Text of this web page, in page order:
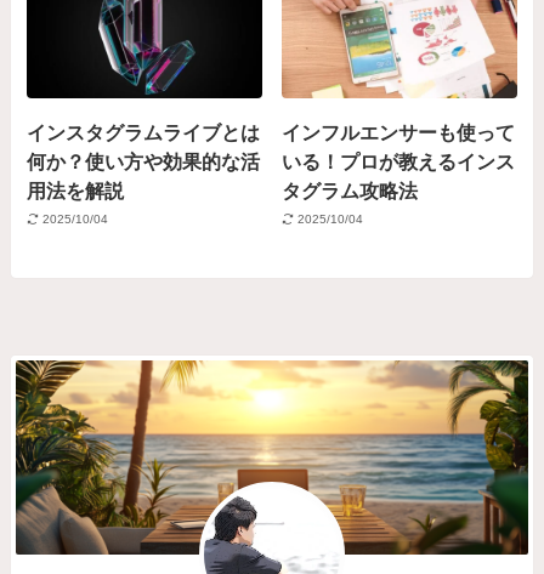
インスタグラムライブとは
何か？使い方や効果的な活
用法を解説
2025/10/04
インフルエンサーも使って
いる！プロが教えるインス
タグラム攻略法
2025/10/04